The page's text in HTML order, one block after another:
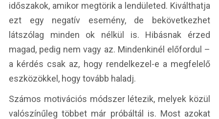
időszakok, amikor megtörik a lendületed. Kiválthatja
ezt egy negatív esemény, de bekövetkezhet
látszólag minden ok nélkül is. Hibásnak érzed
magad, pedig nem vagy az. Mindenkinél előfordul –
a kérdés csak az, hogy rendelkezel-e a megfelelő
eszközökkel, hogy tovább haladj.
Számos motivációs módszer létezik, melyek közül
valószínűleg többet már próbáltál is. Most azokat